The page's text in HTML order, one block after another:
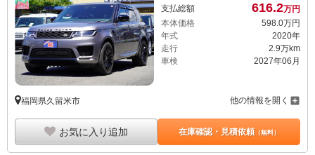
走行
2.9万km
車検
2027年06月
福岡県久留米市 他の情報を開く
お気に入り追加 在庫確認・見積依頼（無料）
ランドローバー